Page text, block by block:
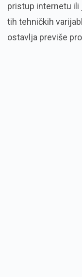
pristup internetu ili
tih tehničkih
ostavlja previše